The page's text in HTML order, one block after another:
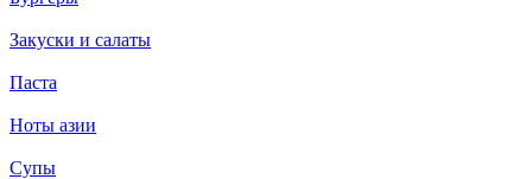
Закуски и салаты
Паста
Ноты азии
Супы